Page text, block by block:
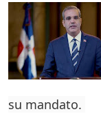
su mandato.